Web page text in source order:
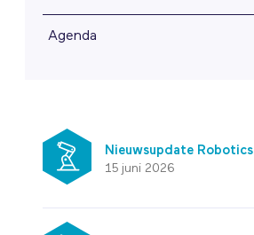
Agenda
Nieuwsupdate Robotics
15 juni 2026